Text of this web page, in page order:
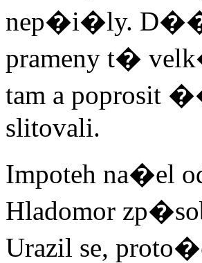
nep�i�ly.
prameny t�
tam a poprosit
slitovali.
Impoteh na�el
Hladomor
Urazil se,